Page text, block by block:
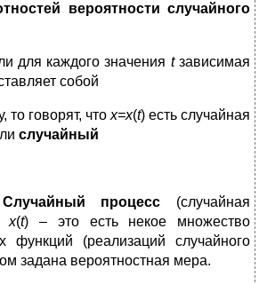
вероятности случайного
для каждого значения tзависимая
собой
то говорят, что х=x(t) есть случайная
случайный
Случайный процесс (случайная
x(t) – это есть некое множество
функций (реализаций случайного
задана вероятностная мера.